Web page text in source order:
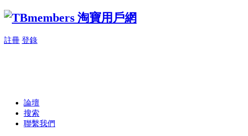
註冊 登錄
論壇
搜索
聯繫我們